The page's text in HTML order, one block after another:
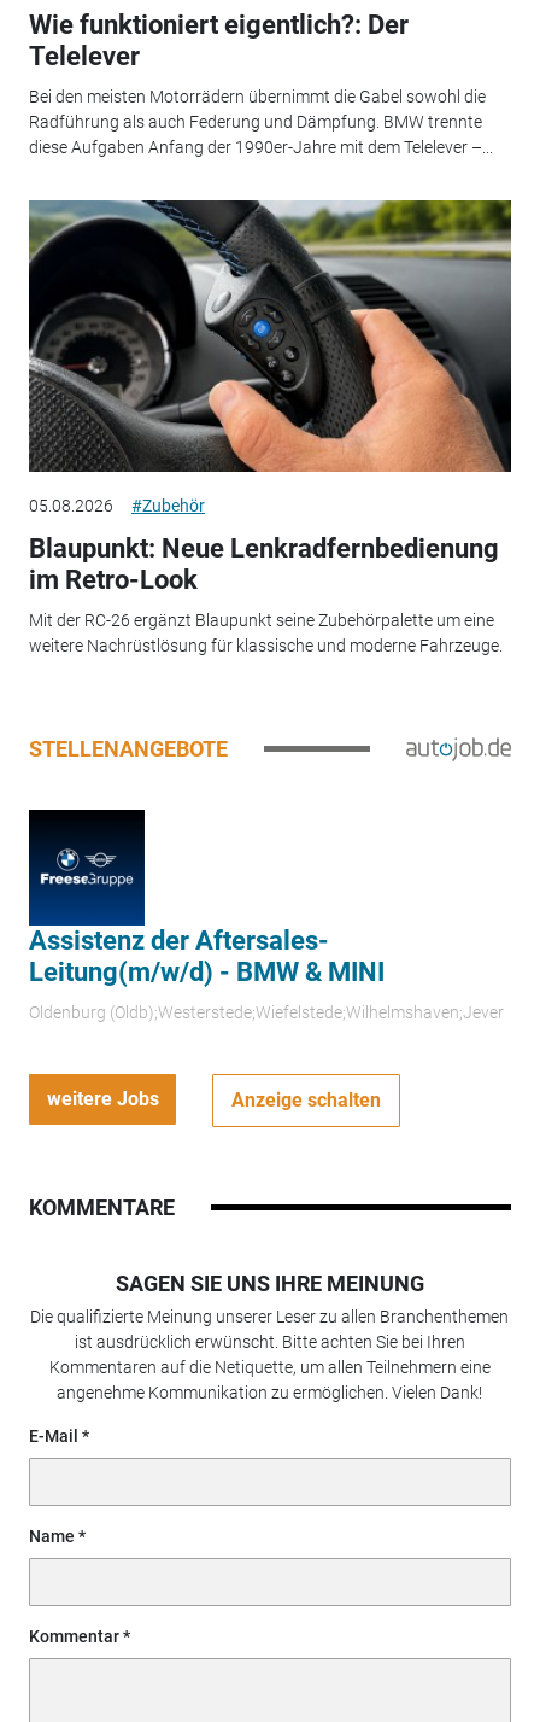
Wie funktioniert eigentlich?: Der
Telelever
Bei den meisten Motorrädern übernimmt die Gabel sowohl die
Radführung als auch Federung und Dämpfung. BMW trennte
diese Aufgaben Anfang der 1990er-Jahre mit dem Telelever –...
05.08.2026 #Zubehör
Blaupunkt: Neue Lenkradfernbedienung
im Retro-Look
Mit der RC-26 ergänzt Blaupunkt seine Zubehörpalette um eine
weitere Nachrüstlösung für klassische und moderne Fahrzeuge.
STELLENANGEBOTE
Assistenz der Aftersales-
Leitung(m/w/d) - BMW & MINI
Oldenburg (Oldb);Westerstede;Wiefelstede;Wilhelmshaven;Jever
weitere Jobs Anzeige schalten
KOMMENTARE
SAGEN SIE UNS IHRE MEINUNG
Die qualifizierte Meinung unserer Leser zu allen Branchenthemen
ist ausdrücklich erwünscht. Bitte achten Sie bei Ihren
Kommentaren auf die Netiquette, um allen Teilnehmern eine
angenehme Kommunikation zu ermöglichen. Vielen Dank!
E-Mail
Name
Kommentar